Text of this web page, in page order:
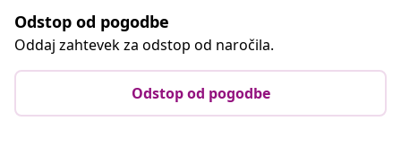
Odstop od pogodbe
Oddaj zahtevek za odstop od naročila.
Odstop od pogodbe